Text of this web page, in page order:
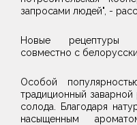
запросами людей", -
Новые рецептуры
совместно с
Особой
традиционный
солода. Благодаря
насыщенным